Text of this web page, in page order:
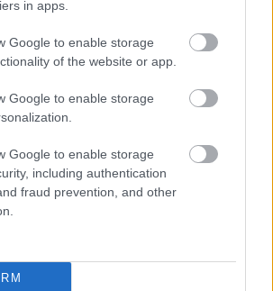
in apps.
Google to enable storage
of the website or app.
Google to enable storage
Google to enable storage
including authentication
fraud prevention, and other
a teljesítménnyel szemben a
helyzete és sajnáltatása kerül
empátiájára apellálnak.
ember él Magyarországon,
ben.
rám is :)